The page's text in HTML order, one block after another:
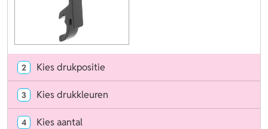
2 Kies drukpositie
3 Kies drukkleuren
4 Kies aantal